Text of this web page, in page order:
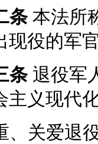
条本法所
现役的军
条退役军
主义现代
、关爱退